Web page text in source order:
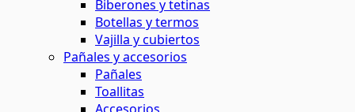
Biberones y tetinas
Botellas y termos
Vajilla y cubiertos
Pañales y accesorios
Pañales
Toallitas